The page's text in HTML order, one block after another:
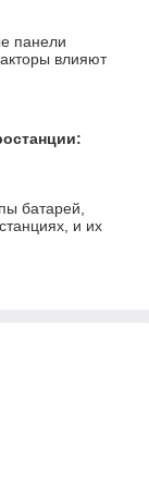
панели
влияют
батарей,
и их